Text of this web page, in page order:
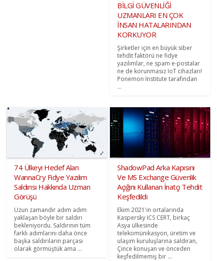
BİLGİ GÜVENLİĞİ
UZMANLARI EN ÇOK
İNSAN HATALARINDAN
KORKUYOR
Şirketler için en büyük siber
tehdit faktörü ne fidye
yazılımlar, ne spam e-postalar
ne de korunmasız IoT cihazları!
Ponemon Institute tarafından
...
74 Ülkeyi Hedef Alan
WannaCry Fidye Yazılım
Saldırısı Hakkında Uzman
Görüşü
Uzun zamandır adım adım
yaklaşan böyle bir saldırı
bekleniyordu. Saldırının tüm
farklı adımlarını daha önce
başka saldırıların parçası
olarak görmüştük ama ...
ShadowPad Arka Kapısını
Ve MS Exchange Güvenlik
Açığını Kullanan İnatçı Tehdit
Keşfedildi
Ekim 2021'in ortalarında
Kaspersky ICS CERT, birkaç
Asya ülkesinde
telekomünikasyon, üretim ve
ulaşım kuruluşlarına saldıran,
Çince konuşan ve önceden
keşfedilmemiş bir ...